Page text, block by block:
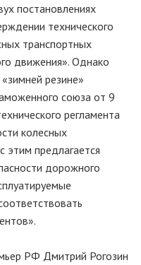
постановлениях
технического
транспортных
движения». Однако
резине»
союза от 9
регламента
колесных
этим предлагается
дорожного
РФ Дмитрий Рогозин